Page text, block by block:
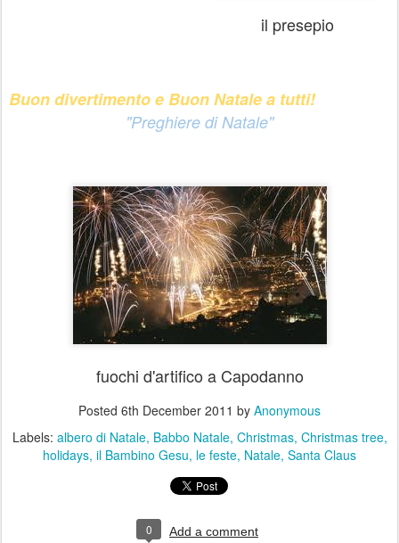
il presepio
Buon divertimento e Buon Natale a tutti!
"Preghiere di Natale"
fuochi d'artifico a Capodanno
Posted 6th December 2011 by Anonymous
Labels: albero di Natale Babbo Natale Christmas Christmas tree
holidays il Bambino Gesu le feste Natale Santa Claus
0 Add a comment